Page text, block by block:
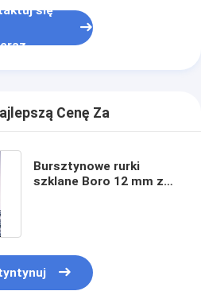
się
Cenę Za
Bursztynowe rurki
szklane Boro 12 mm z